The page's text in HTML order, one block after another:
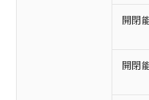
開閉
開閉
ご利用
対応済み：
非含有に対応
対応予定：EU
有に対応した